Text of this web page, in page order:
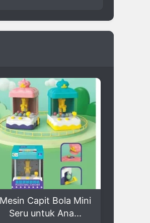
Paket Perlengkapan
Bayi Baru Lahir &...